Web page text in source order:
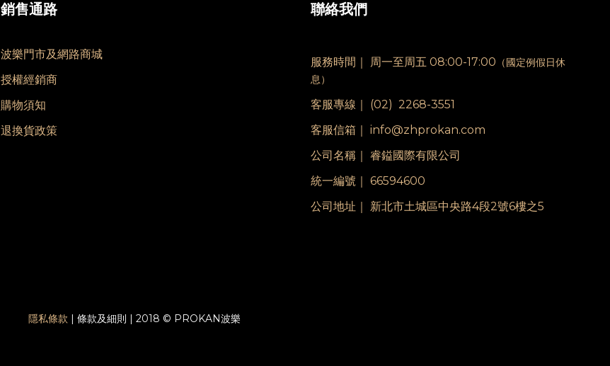
銷售通路
波樂門市及網路商城
授權經銷商
購物須知
退換貨政策
聯絡我們
服務時間｜ 周一至周五 08:00-17:00 （國定例假日休
息）
客服專線｜ (02) 2268-3551
客服信箱｜ info@zhprokan.com
公司名稱｜ 睿鎰國際有限公司
統一編號｜ 66594600
公司地址｜ 新北市土城區中央路4段2號6樓之5
隱私條款 | 條款及細則 | 2018 © PROKAN波樂